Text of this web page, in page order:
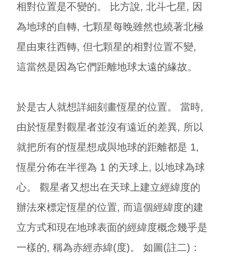
相對位置是不變的。 比方說, 北斗七星, 因
為地球的自轉, 七顆星每晚雖然也繞著北極
星由東往西轉, 但七顆星的相對位置不變,
這當然是因為它們距離地球太遠的緣故。
於是古人就想詳細刻畫恆星的位置。 當時,
由於恆星對觀星者並沒有遠近的差異, 所以
就把所有的恆星想成與地球的距離都是 1,
恆星分佈在半徑為 1 的天球上, 以地球為球
心。 觀星者又想出在天球上建立經緯度的
辦法來標定恆星的位置, 而這個經緯度的建
立方式和現在地球表面的經緯度概念幾乎是
一樣的, 稱為赤經赤緯(度)。 如圖(註二)：